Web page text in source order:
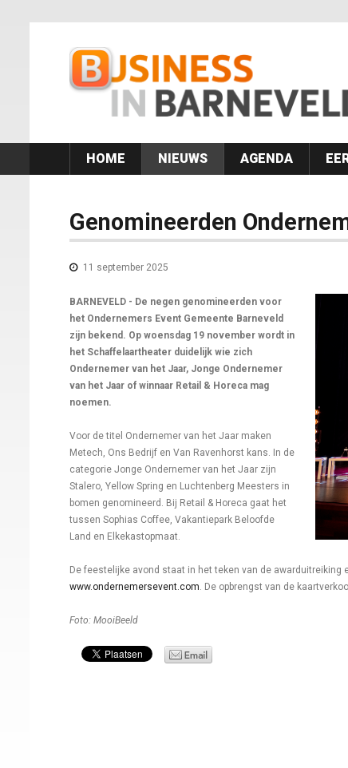
HOME NIEUWS AGENDA
Genomineerden
11 september 2025
BARNEVELD - De negen genomineerden voor
het Ondernemers Event Gemeente Barneveld
zijn bekend. Op woensdag 19 november wordt in
het Schaffelaartheater duidelijk wie zich
Ondernemer van het Jaar, Jonge Ondernemer
van het Jaar of winnaar Retail & Horeca mag
noemen.
Voor de titel Ondernemer van het Jaar maken
Metech, Ons Bedrijf en Van Ravenhorst kans. In de
categorie Jonge Ondernemer van het Jaar zijn
Stalero, Yellow Spring en Luchtenberg Meesters in
bomen genomineerd. Bij Retail & Horeca gaat het
tussen Sophias Coffee, Vakantiepark Beloofde
Land en Elkekastopmaat.
De feestelijke avond staat in het teken van de awarduitreiking
www.ondernemersevent.com. De opbrengst van de
Foto: MooiBeeld